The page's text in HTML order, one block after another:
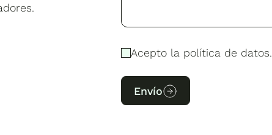
Acepto la política de datos.
Envío